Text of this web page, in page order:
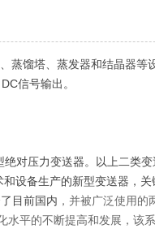
蒸馏塔、蒸发器和结晶器
信号输出。
对压力变送器。以上二类
设备生产的新型变送器，
目前国内 ，并被广泛使用
水平的不断提高和发展，